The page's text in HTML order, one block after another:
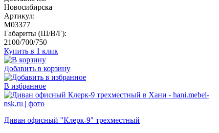
Новосибирска
Артикул:
M03377
Габариты (Ш/В/Г):
2100/700/750
Купить в 1 клик
Добавить в корзину
В избранное
Диван офисный "Клерк-9" трехместный